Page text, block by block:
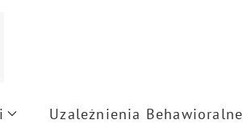
Uzależnienia Behawioralne